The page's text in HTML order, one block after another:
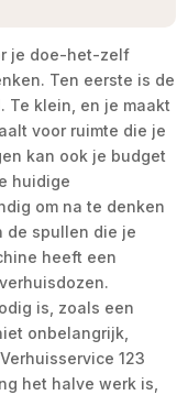
je doe-het-zelf
Ten eerste is de
Te klein, en je maakt
voor ruimte die je
kan ook je budget
huidige
om na te denken
de spullen die je
heeft een
is, zoals een
onbelangrijk,
123
het halve werk is,